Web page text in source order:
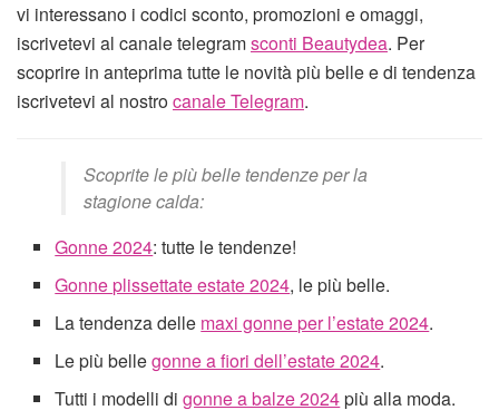
vi interessano i codici sconto, promozioni e omaggi,
iscrivetevi al canale telegramsconti Beautydea. Per
scoprire in anteprima tutte le novità più belle e di tendenza
iscrivetevi al nostrocanale Telegram.
Scoprite le più belle tendenze per la
stagione calda:
Gonne 2024: tutte le tendenze!
Gonne plissettate estate 2024, le più belle.
La tendenza delle maxi gonne per l’estate 2024.
Le più bellegonne a fiori dell’estate 2024.
Tutti i modelli digonne a balze 2024più alla moda.